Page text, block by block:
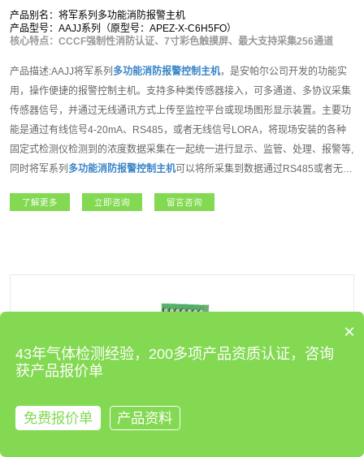
产品别名：将军系列多功能消防报警主机
产品型号：AAJJ系列（原型号：APEZ-X-C6H5FO）
核心特点：CCCF强制性消防认证、7寸彩色触摸屏、最大支持采集256通道
产品描述:AAJJ将军系列 多功能消防报警控制主机，是安帕尔公司开发的功能实
用，操作便捷的报警控制主机。支持多种类传感器接入，可多通道、多协议采集
传感器信号，并通过无线通讯方式上传至监控平台或现场图形显示装置。主要功
能是通过有线信号4-20mA、RS485，或者无线信号LORA，将现场安装的各种
固定式检测仪检测到的浓度数据采集在一起统一进行显示、监管、处理、报警等,
同时将军系列 多功能消防报警控制主机可以将所采集到数据通过RS485或者无线
大大提高了监控的实时性、准确性。将军系列
了解更多 立即咨询 留言咨询
×
43年气体检测经验，200多项产品资质认证，咨询
获产品报价单
免费报价单
产品资料
来电咨询